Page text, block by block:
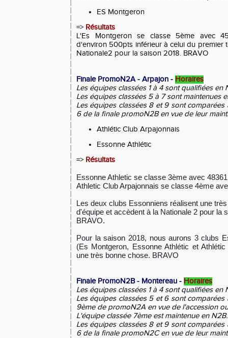
ES Montgeron
=> Résultats
L'Es Montgeron se classe 5ème avec
d'environ 500pts inférieur à celui du premier
Nationale2 pour la saison 2018. BRAVO
Finale PromoN2A - Arpajon - Horaires
Les équipes classées 1 à 4 sont qualifiées en
Les équipes classées 5 à 7 sont maintenues
Les équipes classées 8 et 9 sont
6 de la finale promoN2B en vue de leur
Athlétic Club Arpajonnais
Essonne Athlétic
=> Résultats
Essonne Athletic se classe 3ème avec
Athletic Club Arpajonnais se classe 4ème
Les deux clubs Essonniens réalisent une
d'équipe et accèdent à la Nationale 2 pour la
BRAVO.
Pour la saison 2018, nous aurons 3 clubs
(Es Montgeron, Essonne Athlétic et
une très bonne chose. BRAVO
Finale PromoN2B - Montereau - Horaires
Les équipes classées 1 à 4 sont qualifiées en
Les équipes classées 5 et 6 sont
9ème de promoN2A en vue de l'accession
L'équipe classée 7ème est maintenue en N2B.
Les équipes classées 8 et 9 sont
6 de la finale promoN2C en vue de leur